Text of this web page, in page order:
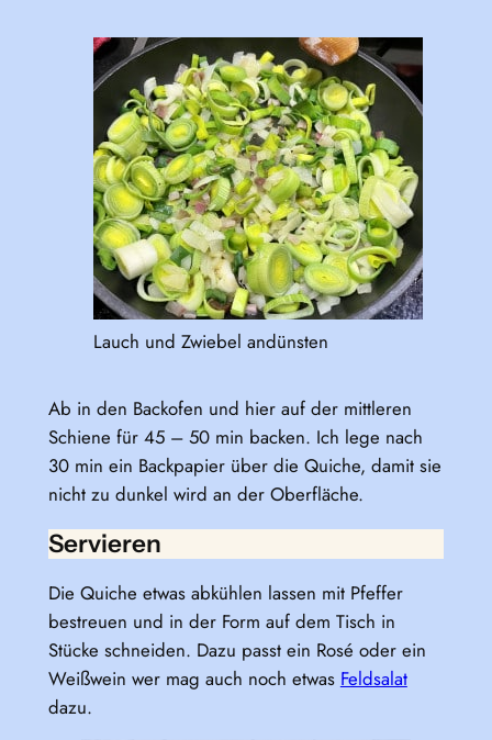
Lauch und Zwiebel andünsten
Ab in den Backofen und hier auf der mittleren
Schiene für 45 – 50 min backen. Ich lege nach
30 min ein Backpapier über die Quiche, damit sie
nicht zu dunkel wird an der Oberfläche.
Servieren
Die Quiche etwas abkühlen lassen mit Pfeffer
bestreuen und in der Form auf dem Tisch in
Stücke schneiden. Dazu passt ein Rosé oder ein
Weißwein wer mag auch noch etwas Feldsalat
dazu.